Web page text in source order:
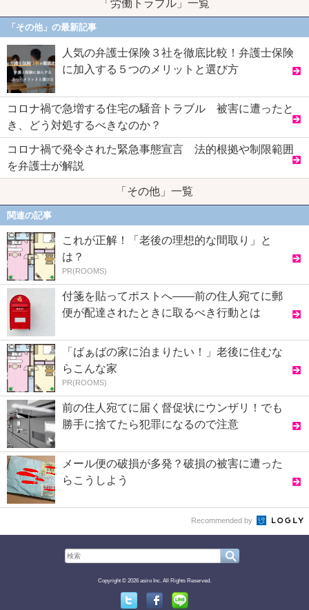
「労働トラブル」一覧
「その他」の最新記事
人気の弁護士保険３社を徹底比較！弁護士保険
に加入する５つのメリットと選び方
コロナ禍で急増する住宅の騒音トラブル 被害に遭ったと
き、どう対処するべきなのか？
コロナ禍で発令された緊急事態宣言 法的根拠や制限範囲
を弁護士が解説
「その他」一覧
関連の記事
これが正解！「老後の理想的な間取り」と
は？
PR(ROOMS)
付箋を貼ってポストへ――前の住人宛てに郵
便が配達されたときに取るべき行動とは
「ばぁばの家に泊まりたい！」老後に住むな
らこんな家
PR(ROOMS)
前の住人宛てに届く督促状にウンザリ！でも
勝手に捨てたら犯罪になるので注意
メール便の破損が多発？破損の被害に遭った
らこうしよう
Recommended by
Copyright © 2026 asiro Inc. All Rights Reserved.